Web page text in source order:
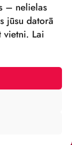
– nelielas
jūsu datorā
vietni. Lai